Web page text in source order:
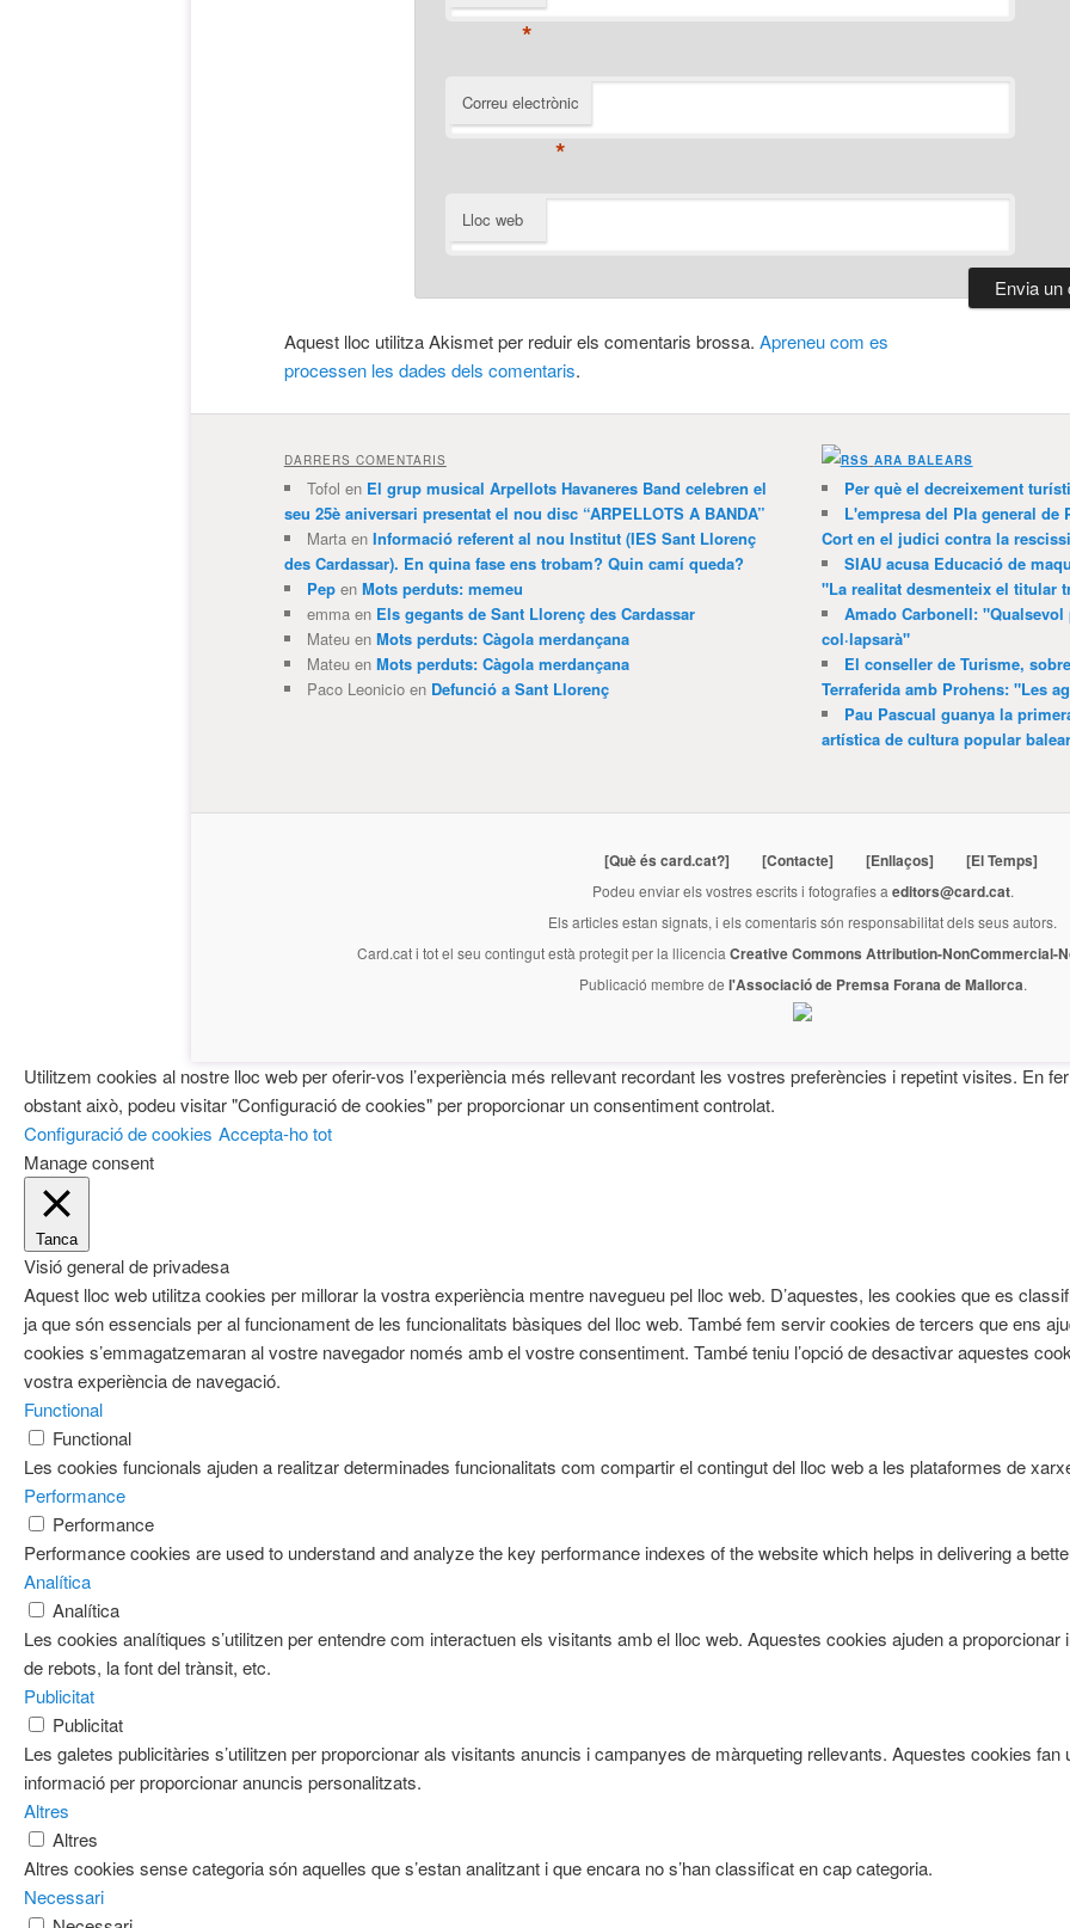
*
Correu electrònic
*
Lloc web
Aquest lloc utilitza Akismet per reduir els comentaris brossa. Apreneu com es
processen les dades dels comentaris.
DARRERS COMENTARIS
Tofol en El grup musical Arpellots Havaneres Band celebren el
seu 25è aniversari presentat el nou disc “ARPELLOTS A BANDA”
Martaen Informació referent al nou Institut (IES Sant Llorenç
des Cardassar). En quina fase ens trobam? Quin camí queda?
Pepen Mots perduts: memeu
emmaen Els gegants de Sant Llorenç des Cardassar
Mateuen Mots perduts: Càgola merdançana
Mateuen Mots perduts: Càgola merdançana
Paco Leonicioen Defunció a Sant Llorenç
ARA BALEARS
Per què el decreixement
L'empresa del Pla general de
Cort en el judici contra la
SIAU acusa Educació de
"La realitat desmenteix el titular
Amado Carbonell:
col·lapsarà"
El conseller de Turisme,
Terraferida amb Prohens: "Les
Pau Pascual guanya la
artística de cultura popular
[Què és card.cat?] [Contacte] [Enllaços] [El Temps]
Podeu enviar els vostres escrits i fotografies a editors@card.cat.
Els articles estan signats, i els comentaris són responsabilitat dels seus autors.
Card.cati tot el seu contingut està protegit per la llicencia Creative Commons Attribution-NonCommercial-
Publicació membre de l'Associació de Premsa Forana de Mallorca.
Utilitzem cookies al nostre lloc web per oferir-vos l’experiència més rellevant recordant les vostres preferències i repetint visites. En
obstant això, podeu visitar "Configuració de cookies" per proporcionar un consentiment controlat.
Configuració de cookies Accepta-ho tot
Manage consent
Tanca
Visió general de privadesa
Aquest lloc web utilitza cookies per millorar la vostra experiència mentre navegueu pel lloc web. D’aquestes, les cookies que es
ja que són essencials per al funcionament de les funcionalitats bàsiques del lloc web. També fem servir cookies de tercers que ens
cookies s’emmagatzemaran al vostre navegador només amb el vostre consentiment. També teniu l’opció de desactivar aquestes
vostra experiència de navegació.
Functional
Functional
Les cookies funcionals ajuden a realitzar determinades funcionalitats com compartir el contingut del lloc web a les plataformes de
Performance
Performance
Performance cookies are used to understand and analyze the key performance indexes of the website which helps in delivering a
Analítica
Analítica
Les cookies analítiques s’utilitzen per entendre com interactuen els visitants amb el lloc web. Aquestes cookies ajuden a
de rebots, la font del trànsit, etc.
Publicitat
Publicitat
Les galetes publicitàries s’utilitzen per proporcionar als visitants anuncis i campanyes de màrqueting rellevants. Aquestes cookies
informació per proporcionar anuncis personalitzats.
Altres
Altres
Altres cookies sense categoria són aquelles que s’estan analitzant i que encara no s’han classificat en cap categoria.
Necessari